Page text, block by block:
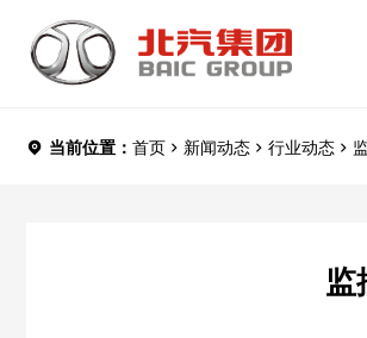
当前位置： 首页 新闻动态 行业动态